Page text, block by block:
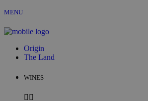
MENU
Origin
The Land
WINES